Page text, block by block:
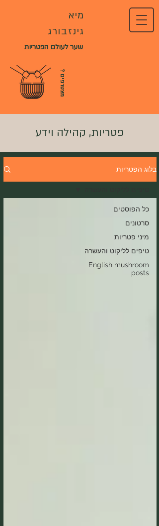
מיא
גינזבורג
שער לעולם הפטריות
?
מ
צ
ט
ר
פ
י
ם
פטריות, קהילה וידע
בלוג הפטריות
כל הפוסטים
סרטונים
מיני פטריות
טיפים לליקוט והעשרה
English mushroom
posts